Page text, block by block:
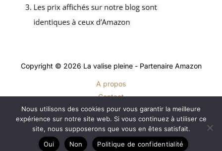
Copyright © 2026 La valise pleine - Partenaire Amazon
A propos
Contact
Plan du site
Mentions légales
Politique de confidentialité
Nous utilisons des cookies pour vous garantir la meilleure
expérience sur notre site web. Si vous continuez à utiliser ce
site, nous supposerons que vous en êtes satisfait.
Oui
Non Politique de confidentialité